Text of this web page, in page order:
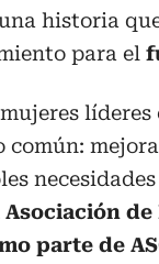
historia
para el
común:
necesidades
Asociación
parte de